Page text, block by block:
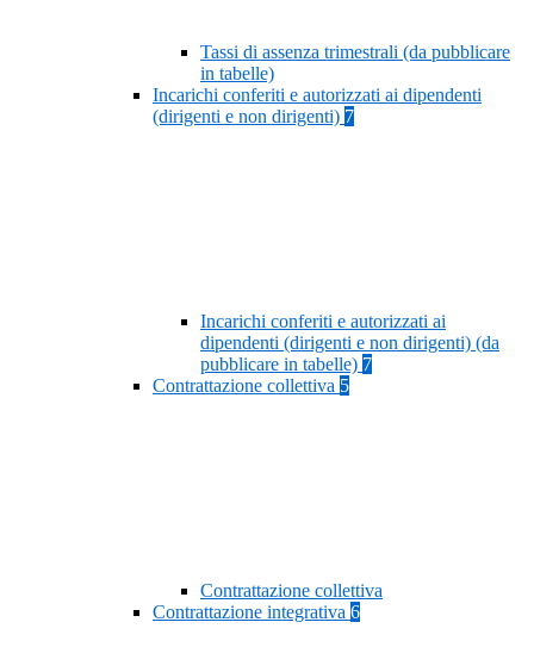
Tassi di assenza trimestrali (da pubblicare
in tabelle)
Incarichi conferiti e autorizzati ai dipendenti
(dirigenti e non dirigenti) 7
Incarichi conferiti e autorizzati ai
dipendenti (dirigenti e non dirigenti) (da
pubblicare in tabelle) 7
Contrattazione collettiva 5
Contrattazione collettiva
Contrattazione integrativa 6